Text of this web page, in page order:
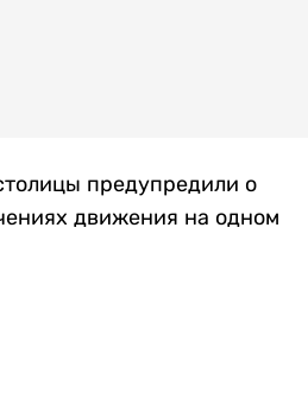
предупредили о
движения на одном